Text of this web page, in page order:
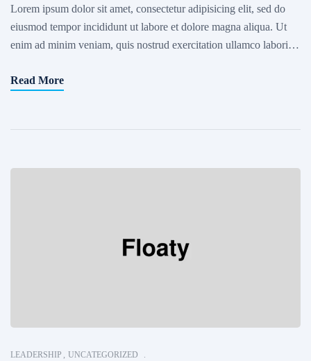
Lorem ipsum dolor sit amet, consectetur adipisicing elit, sed do
eiusmod tempor incididunt ut labore et dolore magna aliqua. Ut
enim ad minim veniam, quis nostrud exercitation ullamco laboris
cupidatat non proident, sunt in culpa qui officia deserunt mollit
Read More
LEADERSHIP , UNCATEGORIZED